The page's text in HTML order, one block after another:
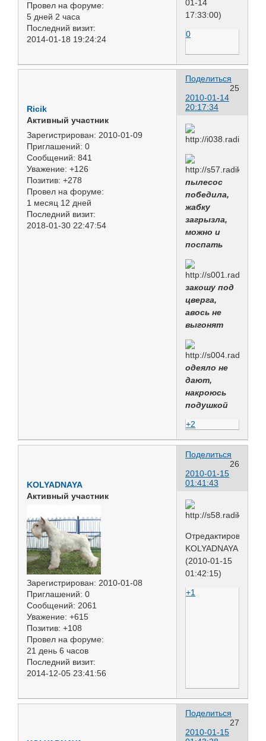
Провел на форуме:
5 дней 2 часа
Последний визит:
2014-01-18 19:24:24
01-14
17:33:00)
0
Поделиться
25
2010-01-14
20:17:34
Ricik
Активный участник
Зарегистрирован: 2010-01-09
Приглашений: 0
Сообщений: 841
Уважение: +126
Позитив: +278
Провел на форуме:
1 месяц 12 дней
Последний визит:
2018-01-30 22:47:54
пылесос
победила,
жабку
загрызла,
можно и
поспать
закошу под
цверга,
авось не
выгонят
одеяло не
дают,
накроюсь
подушкой
+2
Поделиться
26
2010-01-15
01:41:43
KOLYADNAYA
Активный участник
Зарегистрирован: 2010-01-08
Приглашений: 0
Сообщений: 2061
Уважение: +615
Позитив: +108
Провел на форуме:
21 день 6 часов
Последний визит:
2014-12-05 23:41:56
Отредактировано
KOLYADNAYA
(2010-01-15
01:42:15)
+1
Поделиться
27
2010-01-15